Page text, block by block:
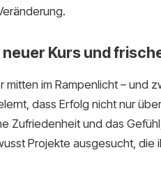
neuer Kurs und
im Rampenlicht – und
dass Erfolg nicht nur
Zufriedenheit und das
Projekte ausgesucht, die